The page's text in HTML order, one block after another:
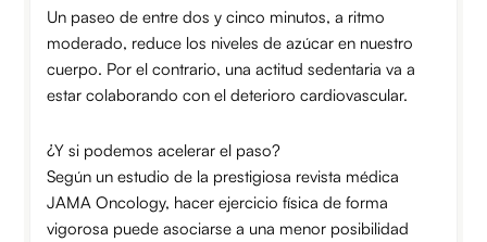
Un paseo de entre dos y cinco minutos, a ritmo
moderado, reduce los niveles de azúcar en nuestro
cuerpo. Por el contrario, una actitud sedentaria va a
estar colaborando con el deterioro cardiovascular.
¿Y si podemos acelerar el paso?
Según un estudio de la prestigiosa revista médica
JAMA Oncology, hacer ejercicio física de forma
vigorosa puede asociarse a una menor posibilidad